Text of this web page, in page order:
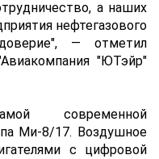
а наших
нефтегазового
— отметил
"ЮТэйр"
современной
Ми-8/17. Воздушное
с цифровой